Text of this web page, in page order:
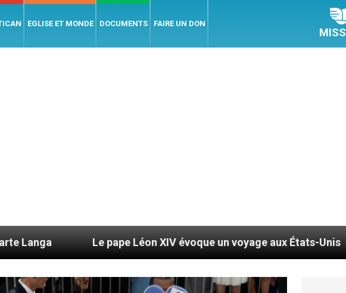
EGLISE ET MONDE DOCUMENTS FAIRE UN DON
pape Léon XIV évoque un voyage aux États-Unis Le pape